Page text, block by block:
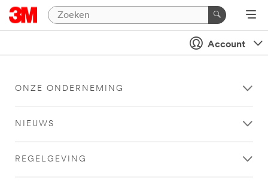
Account
ONZE ONDERNEMING
NIEUWS
REGELGEVING